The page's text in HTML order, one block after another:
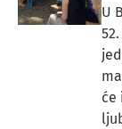
U
će